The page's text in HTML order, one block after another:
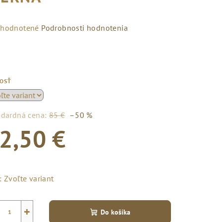
Podrobnosti hodnotenia
cena: 85 € –50 %
€
Zvoľte variant
+ Do košíka